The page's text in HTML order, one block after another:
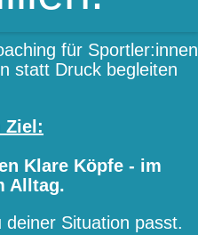
für Sportler:innen
statt Druck begleiten
Ziel:
Klare Köpfe - im
Alltag.
Situation passt.